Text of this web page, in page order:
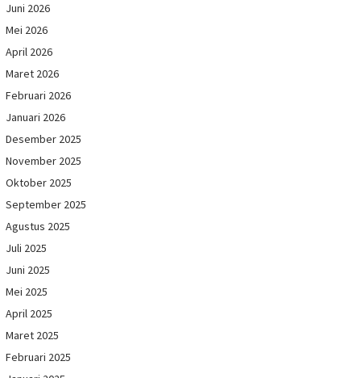
Juni 2026
Mei 2026
April 2026
Maret 2026
Februari 2026
Januari 2026
Desember 2025
November 2025
Oktober 2025
September 2025
Agustus 2025
Juli 2025
Juni 2025
Mei 2025
April 2025
Maret 2025
Februari 2025